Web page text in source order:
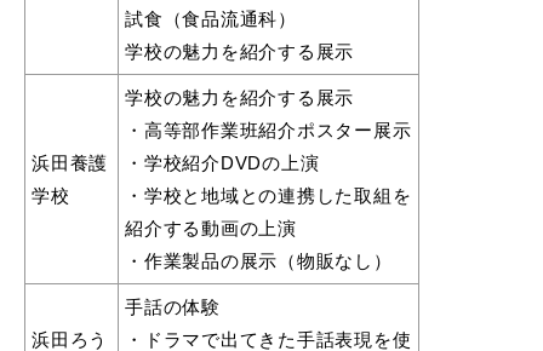
移住・出会い応援（はまだ暮らし）
試食（食品流通科）
学校の魅力を紹介する展示
浜田養護
学校
学校の魅力を紹介する展示
・高等部作業班紹介ポスター展示
・学校紹介DVDの上演
・学校と地域との連携した取組を
紹介する動画の上演
・作業製品の展示（物販なし）
浜田ろう
手話の体験
・ドラマで出てきた手話表現を使